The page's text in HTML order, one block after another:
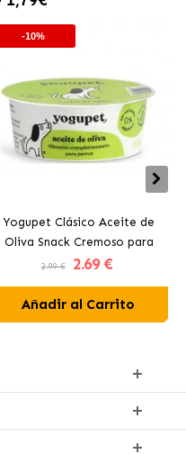
-10%
Yogupet Clásico Aceite de
Oliva Snack Cremoso para
Perros
2.99 € 2.69 €
Añadir al Carrito